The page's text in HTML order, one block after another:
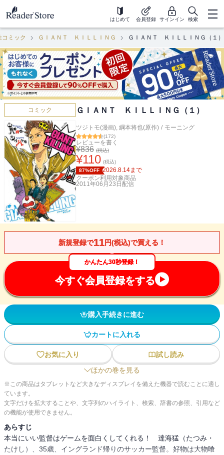
はじめて 会員登録 サインイン 検索
コミック ＧＩＡＮＴ ＫＩＬＬＩＮＧ ＧＩＡＮＴ ＫＩＬＬＩＮＧ（１）
コミック ＧＩＡＮＴ ＫＩＬＬＩＮＧ（１）
ツジトモ(漫画), 綱本将也(原作) / モーニング
(172)
レビューを書く
¥836 (税込)
¥110 (税込)
87%OFF 2026.8.14まで
クーポン利用対象商品
2011年06月23日 配信
新規登録で11円(税込)で買える！
かんたん30秒登録！
今すぐ会員登録をする
購入手続きに進む
カートに入れる
お気に入り
試し読み
ほかの巻を見る
※この商品はタブレットなど大きなディスプレイを備えた機器で読むことに適し
ています。
文字だけを拡大することや、文字列のハイライト、検索、辞書の参照、引用など
の機能が使用できません。
あらすじ
本当にいい監督はゲームを面白くしてくれる！ 達海猛（たつみ・
たけし）、35歳、イングランド帰りのサッカー監督。好物は大物喰